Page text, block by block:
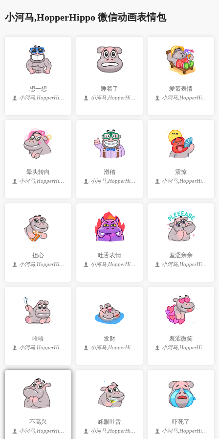
小河马,HopperHippo 微信动画表情包
想一想
小河马,HopperHippo
睡着了
小河马,HopperHippo
爱慕表情
小河马,HopperHippo
晕头转向
小河马,HopperHippo
滑稽
小河马,HopperHippo
震惊
小河马,HopperHippo
担心
小河马,HopperHippo
吐舌表情
小河马,HopperHippo
羞涩亲亲
小河马,HopperHippo
哈哈
小河马,HopperHippo
发财
小河马,HopperHippo
羞涩微笑
小河马,HopperHippo
不高兴
小河马,HopperHippo
眯眼吐舌
小河马,HopperHippo
吓死了
小河马,HopperHippo